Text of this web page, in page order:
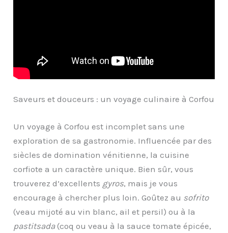
Saveurs et douceurs : un voyage culinaire à Corfou
Un voyage à Corfou est incomplet sans une
exploration de sa gastronomie. Influencée par des
siècles de domination vénitienne, la cuisine
corfiote a un caractère unique. Bien sûr, vous
trouverez d’excellents gyros, mais je vous
encourage à chercher plus loin. Goûtez au sofrito
(veau mijoté au vin blanc, ail et persil) ou à la
pastitsada(coq ou veau à la sauce tomate épicée,